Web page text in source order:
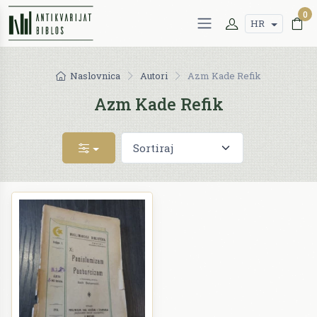
HR
0
Naslovnica Autori Azm Kade Refik
Azm Kade Refik